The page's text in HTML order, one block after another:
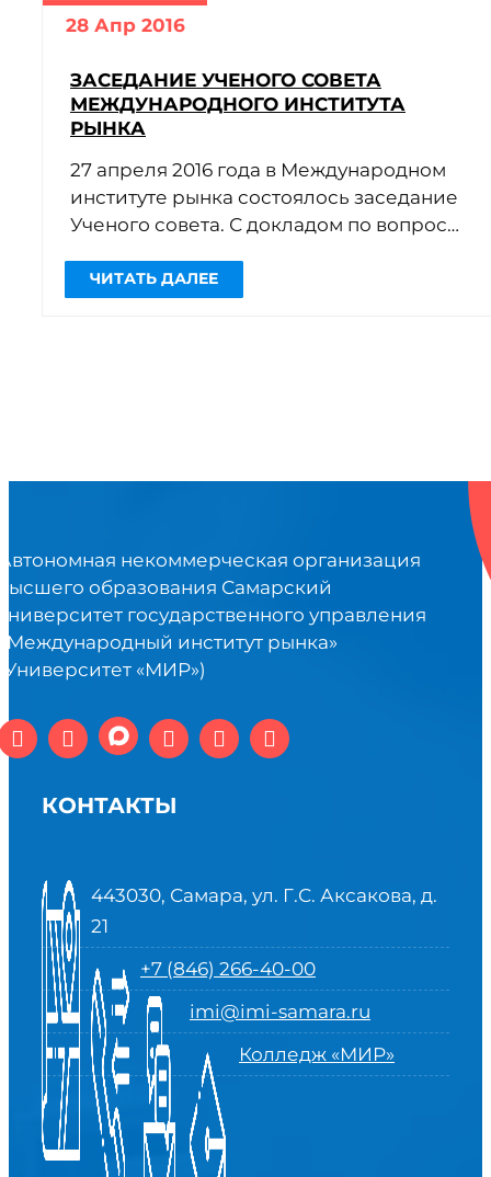
28 Апр 2016
ЗАСЕДАНИЕ УЧЕНОГО СОВЕТА
МЕЖДУНАРОДНОГО ИНСТИТУТА
РЫНКА
27 апреля 2016 года в Международном
институте рынка состоялось заседание
Ученого совета. С докладом по вопросу
среднего профессионального […]
ЧИТАТЬ ДАЛЕЕ
некоммерческая организация
образования Самарский
государственного управления
институт рынка»
«МИР»)
КОНТАКТЫ
443030, Самара, ул. Г.С. Аксакова, д.
21
+7 (846) 266-40-00
imi@imi-samara.ru
Колледж «МИР»